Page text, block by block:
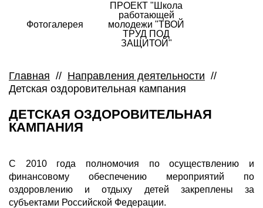
Фотогалерея
ПРОЕКТ "Школа
работающей
молодежи "ТВОЙ
ТРУД ПОД
ЗАЩИТОЙ"
Главная // Направления деятельности //
Детская оздоровительная кампания
ДЕТСКАЯ ОЗДОРОВИТЕЛЬНАЯ
КАМПАНИЯ
С 2010 года полномочия по осуществлению и
финансовому обеспечению мероприятий по
оздоровлению и отдыху детей закреплены за
субъектами Российской Федерации.